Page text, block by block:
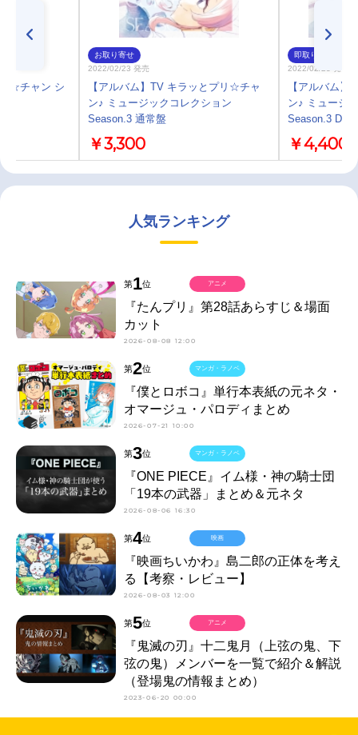
☆チャン シ
お取り寄せ
2022/02/23 発売
【アルバム】TV キラッとプリ☆チャ
ン♪ ミュージックコレクション
Season.3 通常盤
￥3,300
即取り
2022/02/23 発売
【アルバム
ン♪ ミュージ
Season.3 DX
￥4,400
人気ランキング
第1位
『たんプリ』第28話あらすじ＆場面
カット
2026-08-08 12:00
アニメ
第2位
『僕とロボコ』単行本表紙の元ネタ・
オマージュ・パロディまとめ
2026-07-21 10:00
マンガ・ラノベ
第3位
『ONE PIECE』イム様・神の騎士団
「19本の武器」まとめ＆元ネタ
2026-08-06 16:30
マンガ・ラノベ
第4位
『映画ちいかわ』島二郎の正体を考え
る【考察・レビュー】
2026-08-03 12:00
映画
第5位
『鬼滅の刃』十二鬼月（上弦の鬼、下
弦の鬼）メンバーを一覧で紹介＆解説
（登場鬼の情報まとめ）
2023-06-20 00:00
アニメ